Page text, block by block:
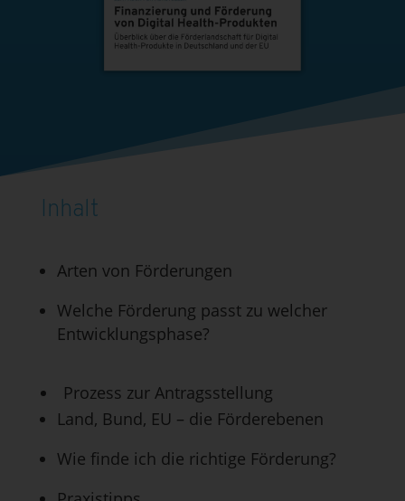
Inhalt
Arten von Förderungen
Welche Förderung passt zu welcher
Entwicklungsphase?
Prozess zur Antragsstellung
Land, Bund, EU – die Förderebenen
Wie finde ich die richtige Förderung?